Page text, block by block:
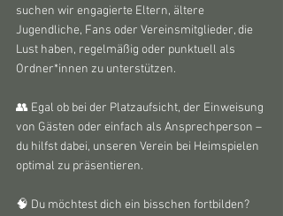
suchen wir engagierte Eltern, ältere
Jugendliche, Fans oder Vereinsmitglieder, die
Lust haben, regelmäßig oder punktuell als
Ordner*innen zu unterstützen.
👥 Egal ob bei der Platzaufsicht, der Einweisung
von Gästen oder einfach als Ansprechperson –
du hilfst dabei, unseren Verein bei Heimspielen
optimal zu präsentieren.
🧠 Du möchtest dich ein bisschen fortbilden?